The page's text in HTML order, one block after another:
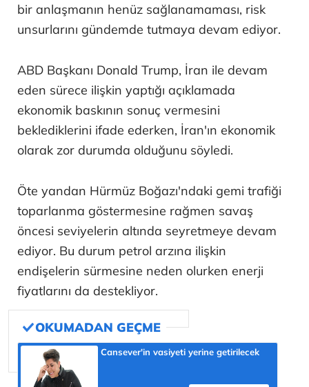
bir anlaşmanın henüz sağlanamaması, risk
unsurlarını gündemde tutmaya devam ediyor.
ABD Başkanı Donald Trump, İran ile devam
eden sürece ilişkin yaptığı açıklamada
ekonomik baskının sonuç vermesini
beklediklerini ifade ederken, İran'ın ekonomik
olarak zor durumda olduğunu söyledi.
Öte yandan Hürmüz Boğazı'ndaki gemi trafiği
toparlanma göstermesine rağmen savaş
öncesi seviyelerin altında seyretmeye devam
ediyor. Bu durum petrol arzına ilişkin
endişelerin sürmesine neden olurken enerji
fiyatlarını da destekliyor.
Cansever'in vasiyeti yerine getirilecek